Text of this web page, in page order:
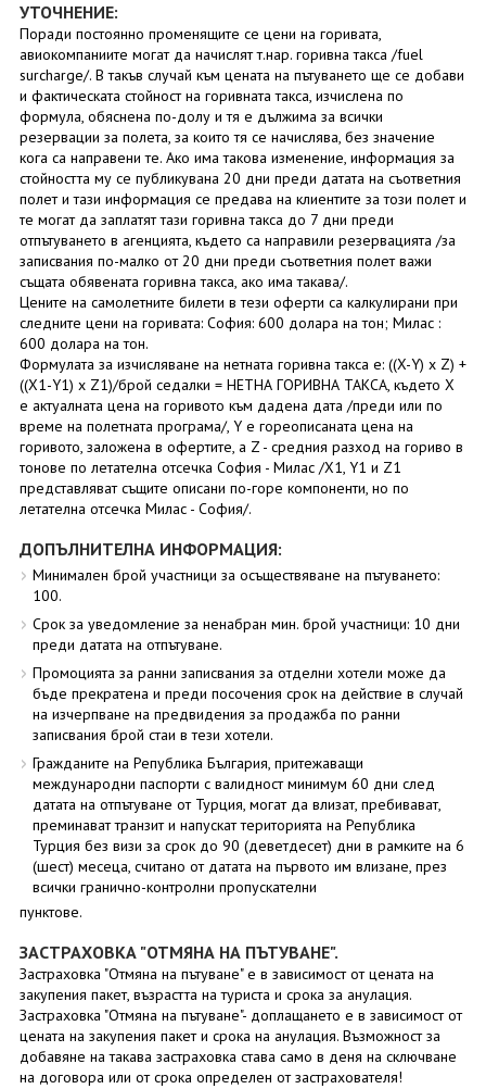
УТОЧНЕНИЕ:
Поради постоянно променящите се цени на горивата,
авиокомпаниите могат да начислят т.нар. горивна такса /fuel
surcharge/. В такъв случай към цената на пътуването ще се добави
и фактическата стойност на горивната такса, изчислена по
формула, обяснена по-долу и тя е дължима за всички
резервации за полета, за които тя се начислява, без значение
кога са направени те. Ако има такова изменение, информация за
стойността му се публикувана 20 дни преди датата на съответния
полет и тази информация се предава на клиентите за този полет и
те могат да заплатят тази горивна такса до 7 дни преди
отпътуването в агенцията, където са направили резервацията /за
записвания по-малко от 20 дни преди съответния полет важи
същата обявената горивна такса, ако има такава/.
Цените на самолетните билети в тези оферти са калкулирани при
следните цени на горивата: София: 600 долара на тон; Милас :
600 долара на тон.
Формулата за изчисляване на нетната горивна такса е: ((X-Y) x Z) +
((X1-Y1) x Z1)/брой седалки = НЕТНА ГОРИВНА ТАКСА, където X
е актуалната цена на горивото към дадена дата /преди или по
време на полетната програма/, Y е гореописаната цена на
горивото, заложена в офертите, а Z - средния разход на гориво в
тонове по летателна отсечка София - Милас /X1, Y1 и Z1
представляват същите описани по-горе компоненти, но по
летателна отсечка Милас - София/.
ДОПЪЛНИТЕЛНА ИНФОРМАЦИЯ:
Минимален брой участници за осъществяване на пътуването:
100.
Срок за уведомление за ненабран мин. брой участници: 10 дни
преди датата на отпътуване.
Промоцията за ранни записвания за отделни хотели може да
бъде прекратена и преди посочения срок на действие в случай
на изчерпване на предвидения за продажба по ранни
записвания брой стаи в тези хотели.
Гражданите на Република България, притежаващи
международни паспорти с валидност минимум 60 дни след
датата на отпътуване от Турция, могат да влизат, пребивават,
преминават транзит и напускат територията на Република
Турция без визи за срок до 90 (деветдесет) дни в рамките на 6
(шест) месеца, считано от датата на първото им влизане, през
всички гранично-контролни пропускателни
пунктове.
ЗАСТРАХОВКА "ОТМЯНА НА ПЪТУВАНЕ".
Застраховка "Отмяна на пътуване" е в зависимост от цената на
закупения пакет, възрастта на туриста и срока за анулация.
Застраховка "Отмяна на пътуване"- доплащането е в зависимост от
цената на закупения пакет и срока на анулация. Възможност за
добавяне на такава застраховка става само в деня на сключване
на договора или от срока определен от застрахователя!